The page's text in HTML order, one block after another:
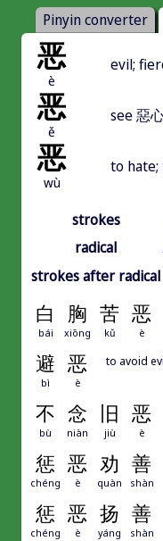
Pinyin converter
恶
è
evil;
恶
ě
see 惡
恶
wù
to hate;
strokes
radical
strokes after radical
白 胸 苦 恶
bái xiōng kǔ è
避 恶
bì è
to avoid
不 念 旧 恶
bù niàn jiù è
惩 恶 劝 善
chéng è quàn shàn
惩 恶 扬 善
chéng è yáng shàn